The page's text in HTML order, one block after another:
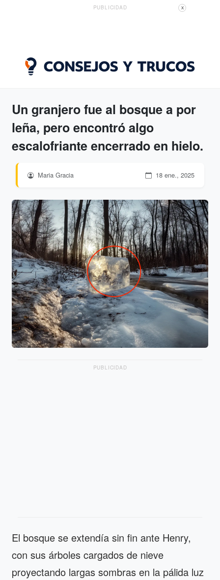
PUBLICIDAD X
Un granjero fue al bosque a por
leña, pero encontró algo
escalofriante encerrado en hielo.
Maria Gracia 18 ene., 2025
PUBLICIDAD
El bosque se extendía sin fin ante Henry,
con sus árboles cargados de nieve
proyectando largas sombras en la pálida luz